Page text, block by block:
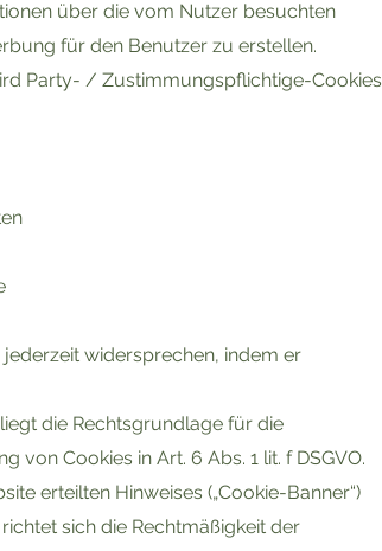
über die vom Nutzer besuchten
für den Benutzer zu erstellen.
Party- / Zustimmungspflichtige-Cookies
widersprechen, indem er
die Rechtsgrundlage für die
Cookies in Art. 6 Abs. 1 lit. f DSGVO.
erteilten Hinweises („Cookie-Banner“)
sich die Rechtmäßigkeit der